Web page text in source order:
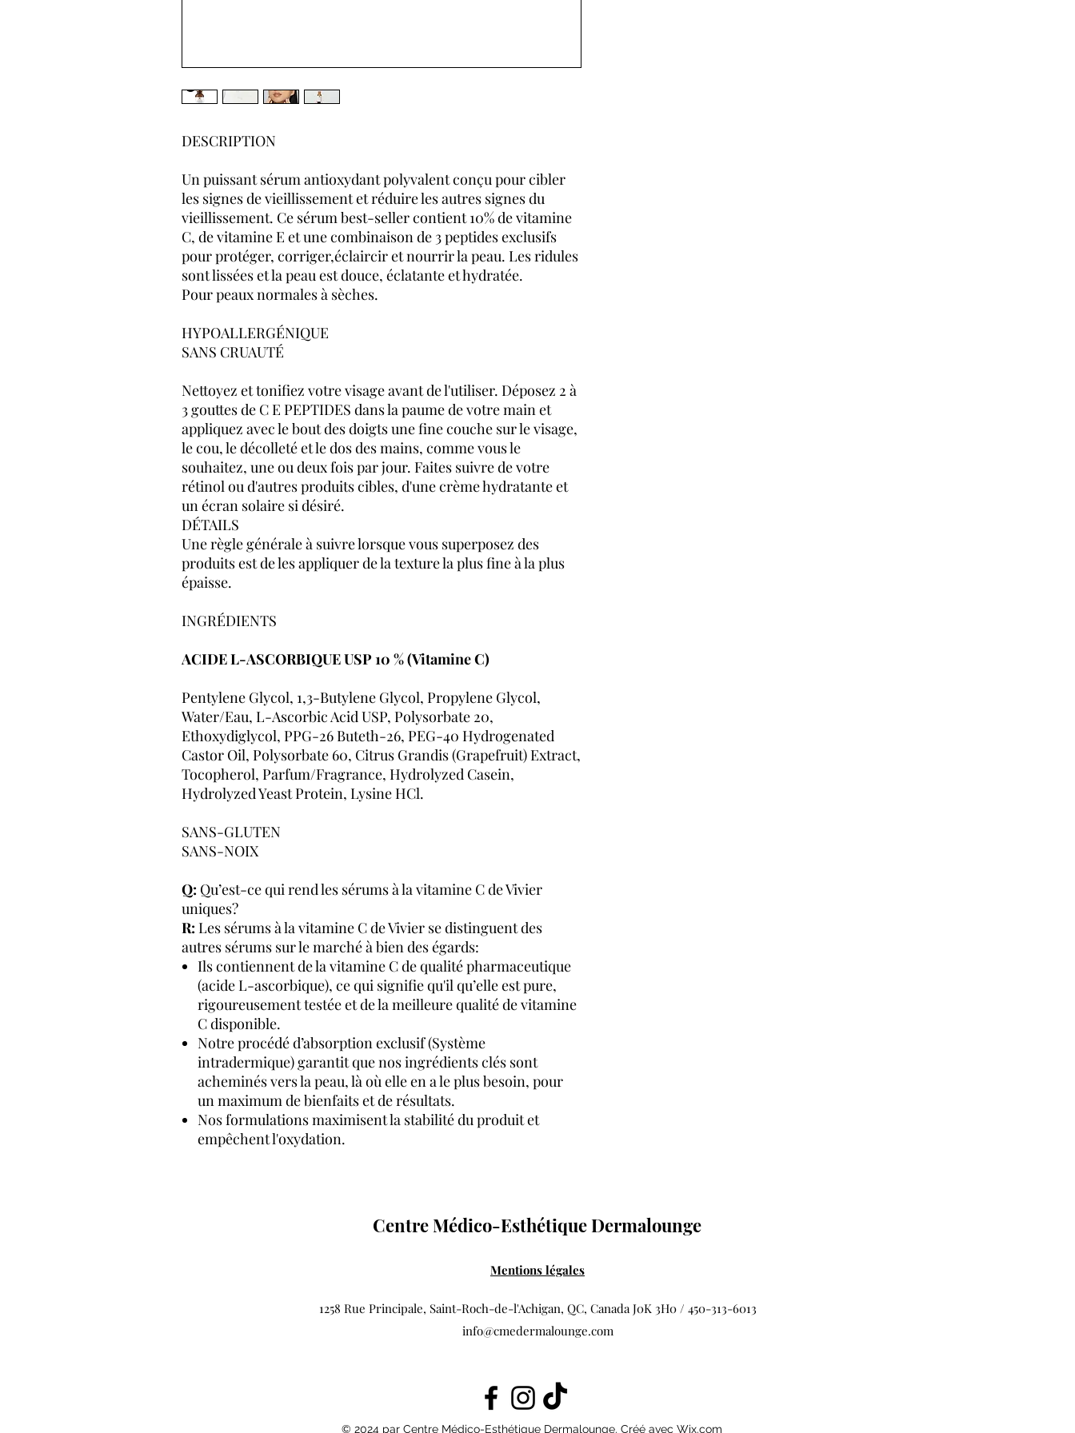
DESCRIPTION
Un puissant sérum antioxydant polyvalent conçu pour cibler
les signes de vieillissement et réduire les autres signes du
vieillissement. Ce sérum best-seller contient 10% de vitamine
C, de vitamine E et une combinaison de 3 peptides exclusifs
pour protéger, corriger,éclaircir et nourrir la peau. Les ridules
sont lissées et la peau est douce, éclatante et hydratée.
Pour peaux normales à sèches.
HYPOALLERGÉNIQUE
SANS CRUAUTÉ
Nettoyez et tonifiez votre visage avant de l'utiliser. Déposez 2 à
3 gouttes de C E PEPTIDES dans la paume de votre main et
appliquez avec le bout des doigts une fine couche sur le visage,
le cou, le décolleté et le dos des mains, comme vous le
souhaitez, une ou deux fois par jour. Faites suivre de votre
rétinol ou d'autres produits cibles, d'une crème hydratante et
un écran solaire si désiré.
DÉTAILS
Une règle générale à suivre lorsque vous superposez des
produits est de les appliquer de la texture la plus fine à la plus
épaisse.
INGRÉDIENTS
ACIDE L-ASCORBIQUE USP 10 % (Vitamine C)
Pentylene Glycol, 1,3-Butylene Glycol, Propylene Glycol,
Water/Eau, L-Ascorbic Acid USP, Polysorbate 20,
Ethoxydiglycol, PPG-26 Buteth-26, PEG-40 Hydrogenated
Castor Oil, Polysorbate 60, Citrus Grandis (Grapefruit) Extract,
Tocopherol, Parfum/Fragrance, Hydrolyzed Casein,
Hydrolyzed Yeast Protein, Lysine HCl.
SANS-GLUTEN
SANS-NOIX
Q: Qu’est-ce qui rend les sérums à la vitamine C de Vivier
uniques?
R: Les sérums à la vitamine C de Vivier se distinguent des
autres sérums sur le marché à bien des égards:
Ils contiennent de la vitamine C de qualité pharmaceutique
(acide L-ascorbique), ce qui signifie qu'il qu’elle est pure,
rigoureusement testée et de la meilleure qualité de vitamine
C disponible.
Notre procédé d’absorption exclusif (Système
intradermique) garantit que nos ingrédients clés sont
acheminés vers la peau, là où elle en a le plus besoin, pour
un maximum de bienfaits et de résultats.
Nos formulations maximisent la stabilité du produit et
empêchent l'oxydation.
Centre Médico-Esthétique Dermalounge
Mentions légales
1258 Rue Principale, Saint-Roch-de-l'Achigan, QC, Canada J0K 3H0 / 450-313-6013
info@cmedermalounge.com
© 2024 par Centre Médico-Esthétique Dermalounge. Créé avec Wix.com